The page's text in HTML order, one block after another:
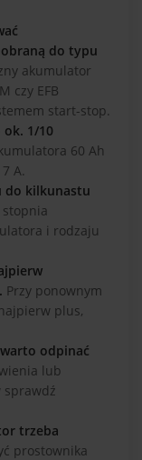
do typu
akumulator
czy EFB
start-stop.
1/10
60 Ah
A.
do kilkunastu
stopnia
i rodzaju
Przy ponownym
plus,
odpinać
lub
sprawdź
trzeba
prostownika